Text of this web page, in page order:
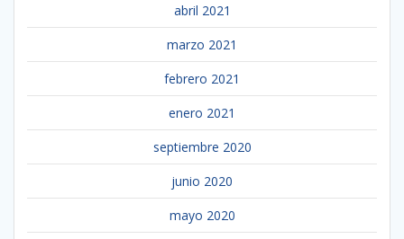
abril 2021
marzo 2021
febrero 2021
enero 2021
septiembre 2020
junio 2020
mayo 2020